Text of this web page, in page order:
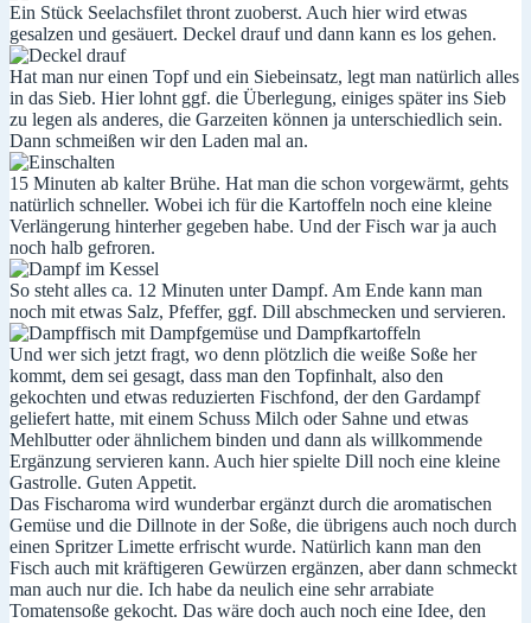
Ein Stück Seelachsfilet thront zuoberst. Auch hier wird etwas
gesalzen und gesäuert. Deckel drauf und dann kann es los gehen.
Hat man nur einen Topf und ein Siebeinsatz, legt man natürlich alles
in das Sieb. Hier lohnt ggf. die Überlegung, einiges später ins Sieb
zu legen als anderes, die Garzeiten können ja unterschiedlich sein.
Dann schmeißen wir den Laden mal an.
15 Minuten ab kalter Brühe. Hat man die schon vorgewärmt, gehts
natürlich schneller. Wobei ich für die Kartoffeln noch eine kleine
Verlängerung hinterher gegeben habe. Und der Fisch war ja auch
noch halb gefroren.
So steht alles ca. 12 Minuten unter Dampf. Am Ende kann man
noch mit etwas Salz, Pfeffer, ggf. Dill abschmecken und servieren.
Und wer sich jetzt fragt, wo denn plötzlich die weiße Soße her
kommt, dem sei gesagt, dass man den Topfinhalt, also den
gekochten und etwas reduzierten Fischfond, der den Gardampf
geliefert hatte, mit einem Schuss Milch oder Sahne und etwas
Mehlbutter oder ähnlichem binden und dann als willkommende
Ergänzung servieren kann. Auch hier spielte Dill noch eine kleine
Gastrolle. Guten Appetit.
Das Fischaroma wird wunderbar ergänzt durch die aromatischen
Gemüse und die Dillnote in der Soße, die übrigens auch noch durch
einen Spritzer Limette erfrischt wurde. Natürlich kann man den
Fisch auch mit kräftigeren Gewürzen ergänzen, aber dann schmeckt
man auch nur die. Ich habe da neulich eine sehr arrabiate
Tomatensoße gekocht. Das wäre doch auch noch eine Idee, den